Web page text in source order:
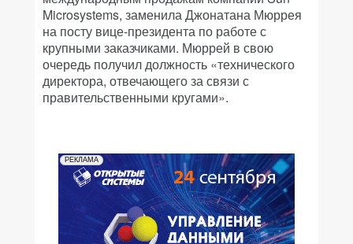
Microsystems, заменила Джонатана Мюррея
на посту вице-президента по работе с
крупными заказчиками. Мюррей в свою
очередь получил должность «технического
директора, отвечающего за связи с
правительственными кругами».
РЕКЛАМА